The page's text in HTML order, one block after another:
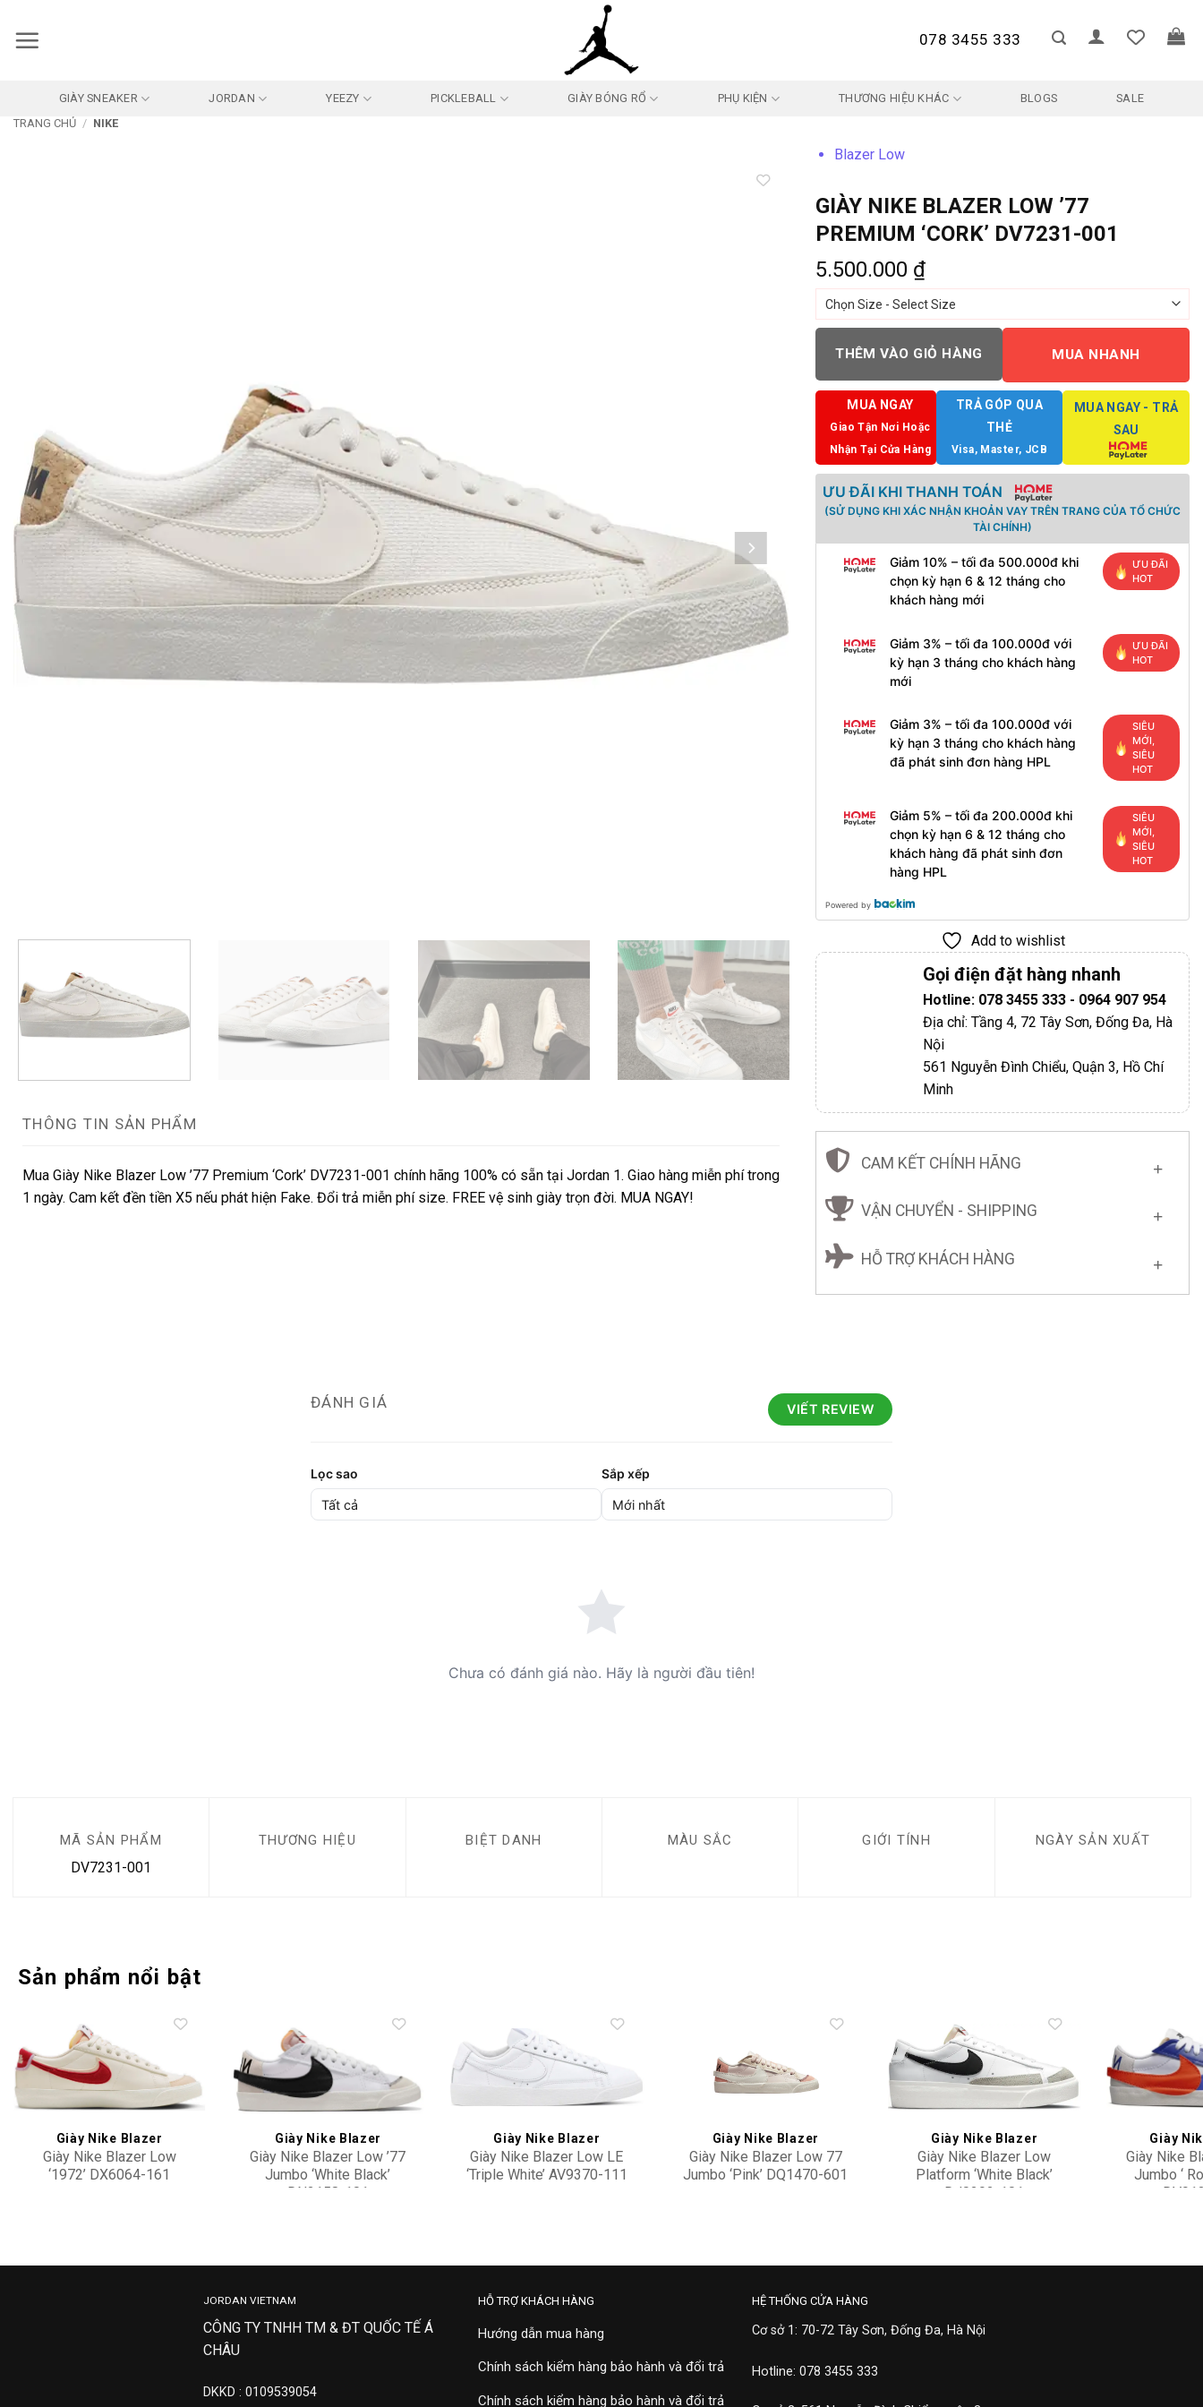
qua
078 3455 333
GIÀY SNEAKER JORDAN YEEZY PICKLEBALL GIÀY BÓNG RỔ PHỤ KIỆN THƯƠNG HIỆU KHÁC BLOGS
SALE
TRANG CHỦ / NIKE
THÔNG TIN SẢN PHẨM
Mua Giày Nike Blazer Low ’77 Premium ‘Cork’ DV7231-001 chính hãng 100% có sẵn tại Jordan 1. Giao hàng miễn phí trong
1 ngày. Cam kết đền tiền X5 nếu phát hiện Fake. Đổi trả miễn phí size. FREE vệ sinh giày trọn đời. MUA NGAY!
Blazer Low
GIÀY NIKE BLAZER LOW ’77
PREMIUM ‘CORK’ DV7231-001
5.500.000 ₫
THÊM VÀO GIỎ HÀNG MUA NHANH
MUA NGAY
Giao Tận Nơi Hoặc
Nhận Tại Cửa Hàng
TRẢ GÓP QUA
THẺ
Visa, Master, JCB
MUA NGAY - TRẢ
SAU
ƯU ĐÃI KHI THANH TOÁN
(SỬ DỤNG KHI XÁC NHẬN KHOẢN VAY TRÊN TRANG CỦA TỔ CHỨC
TÀI CHÍNH)
Giảm 10% – tối đa 500.000đ khi
chọn kỳ hạn 6 & 12 tháng cho
khách hàng mới
ƯU ĐÃI
HOT
Giảm 3% – tối đa 100.000đ với
kỳ hạn 3 tháng cho khách hàng
mới
ƯU ĐÃI
HOT
Giảm 3% – tối đa 100.000đ với
kỳ hạn 3 tháng cho khách hàng
đã phát sinh đơn hàng HPL
SIÊU
MỚI,
SIÊU
HOT
Giảm 5% – tối đa 200.000đ khi
chọn kỳ hạn 6 & 12 tháng cho
khách hàng đã phát sinh đơn
hàng HPL
SIÊU
MỚI,
SIÊU
HOT
Powered by
Add to wishlist
Gọi điện đặt hàng nhanh
Hotline: 078 3455 333 - 0964 907 954
Địa chỉ: Tầng 4, 72 Tây Sơn, Đống Đa, Hà
Nội
561 Nguyễn Đình Chiểu, Quận 3, Hồ Chí
Minh
CAM KẾT CHÍNH HÃNG
VẬN CHUYỂN - SHIPPING
HỖ TRỢ KHÁCH HÀNG
ĐÁNH GIÁ VIẾT REVIEW
Lọc sao Sắp xếp
Chưa có đánh giá nào. Hãy là người đầu tiên!
MÃ SẢN PHẨM
DV7231-001
THƯƠNG HIỆU BIỆT DANH MÀU SẮC GIỚI TÍNH NGÀY SẢN XUẤT
Sản phẩm nổi bật
Add to
wishlist
Giày Nike Blazer
Giày Nike Blazer Low
‘1972’ DX6064-161
Add to
wishlist
Giày Nike Blazer
Giày Nike Blazer Low ’77
Jumbo ‘White Black’
DN2158-101
Add to
Giày Nike Blazer
Giày Nike Blazer Low LE
‘Triple White’ AV9370-111
Add to
wishlist
Giày Nike Blazer
Giày Nike Blazer Low 77
Jumbo ‘Pink’ DQ1470-601
Add to
wishlist
Giày Nike Blazer
Giày Nike Blazer Low
Platform ‘White Black’
DJ0292-101
Giày
Giày Nike
Jumbo ‘
JORDAN VIETNAM
CÔNG TY TNHH TM & ĐT QUỐC TẾ Á
CHÂU
DKKD : 0109539054
HỖ TRỢ KHÁCH HÀNG
Hướng dẫn mua hàng
Chính sách kiểm hàng bảo hành và đổi trả
Chính sách kiểm hàng bảo hành và đổi trả
HỆ THỐNG CỬA HÀNG
Cơ sở 1: 70-72 Tây Sơn, Đống Đa, Hà Nội
Hotline: 078 3455 333